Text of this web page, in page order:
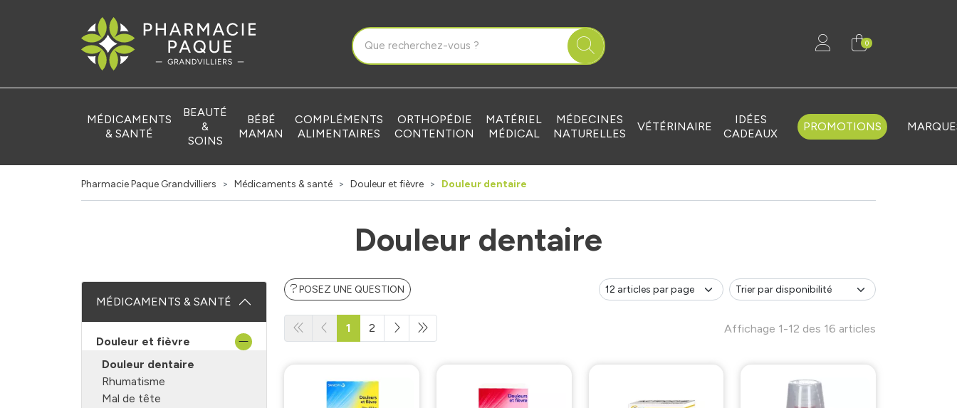
Pharmacie Paque Grandvilliers Votre pharmacie en ligne à votre service
0
MÉDICAMENTS
& SANTÉ
BEAUTÉ
&
SOINS
BÉBÉ
MAMAN
COMPLÉMENTS
ALIMENTAIRES
ORTHOPÉDIE
CONTENTION
MATÉRIEL
MÉDICAL
MÉDECINES
NATURELLES
VÉTÉRINAIRE
IDÉES
CADEAUX
PROMOTIONS
Pharmacie Paque Grandvilliers Médicaments & santé Douleur et fièvre Douleur dentaire
Douleur dentaire
POSEZ UNE QUESTION
Affichage 1-12 des 16 articles
1 2
MÉDICAMENTS & SANTÉ
Douleur et fièvre
Douleur dentaire
Rhumatisme
Mal de tête